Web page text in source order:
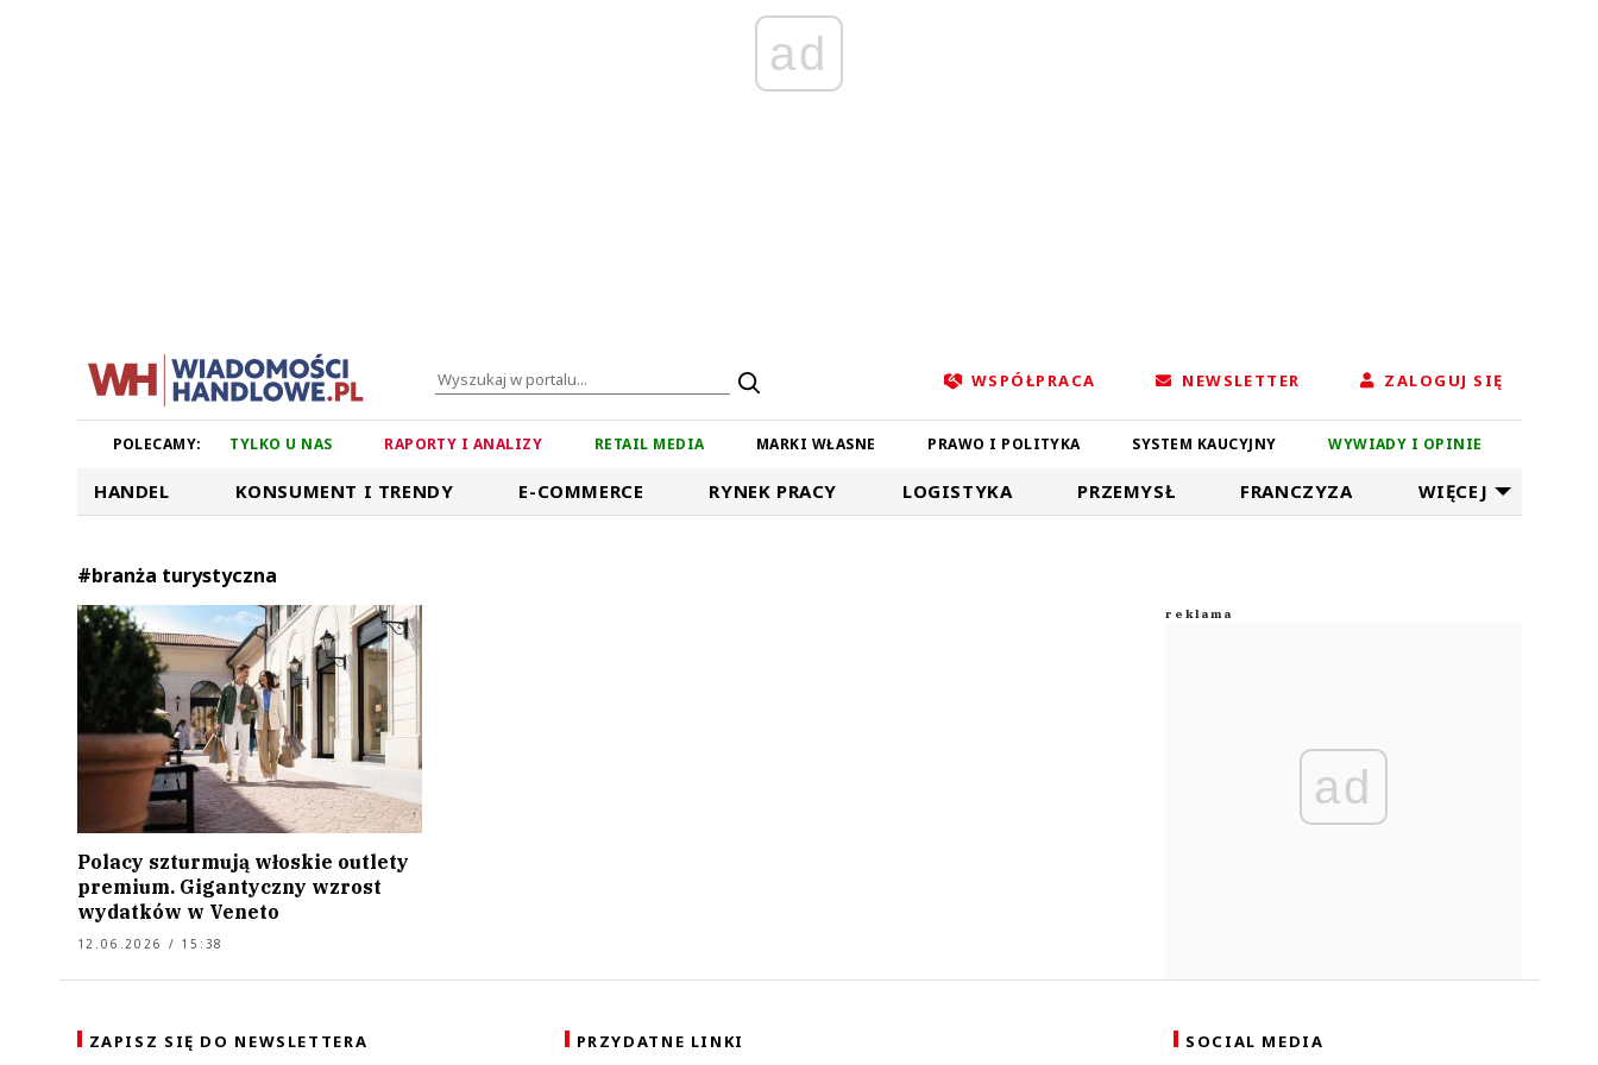
ad
WSPÓŁPRACA NEWSLETTER ZALOGUJ SIĘ
POLECAMY: TYLKO U NAS RAPORTY I ANALIZY RETAIL MEDIA MARKI WŁASNE PRAWO I POLITYKA SYSTEM KAUCYJNY WYWIADY I OPINIE
HANDEL KONSUMENT I TRENDY E-COMMERCE RYNEK PRACY LOGISTYKA PRZEMYSŁ FRANCZYZA WIĘCEJ
#branża turystyczna
Polacy szturmują włoskie outlety
premium. Gigantyczny wzrost
wydatków w Veneto
12.06.2026 / 15:38
ad
ZAPISZ SIĘ DO NEWSLETTERA PRZYDATNE LINKI SOCIAL MEDIA